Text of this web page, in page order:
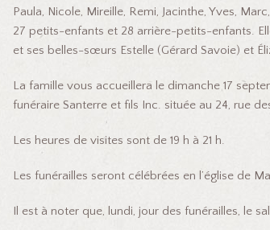
Paula, Nicole, Mireille, Remi, Jacinthe, Yves,
27 petits-enfants et 28 arrière-petits-enfants.
et ses belles-sœurs Estelle (Gérard Savoie) et
La famille vous accueillera le dimanche 17
funéraire Santerre et fils Inc. située au 24, rue
Les heures de visites sont de 19 h à 21 h.
Les funérailles seront célébrées en l’église de
Il est à noter que, lundi, jour des funérailles, le